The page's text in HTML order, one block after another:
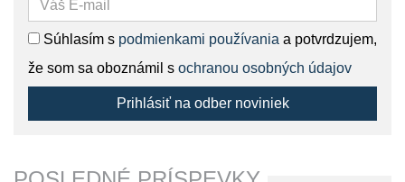
Súhlasím s podmienkami používania a potvrdzujem,
že som sa oboznámil s ochranou osobných údajov
Prihlásiť na odber noviniek